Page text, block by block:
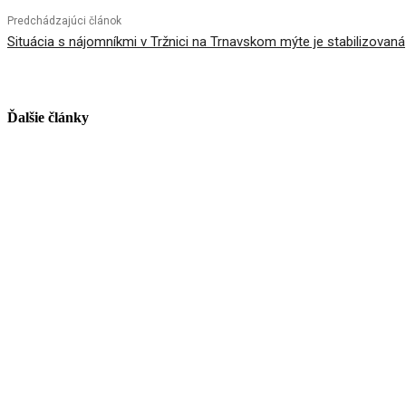
Predchádzajúci článok
Situácia s nájomníkmi v Tržnici na Trnavskom mýte je stabilizovaná
Ďalšie články